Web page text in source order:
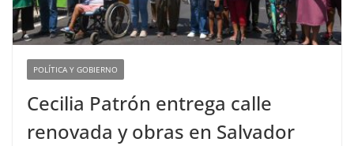
POLÍTICA Y GOBIERNO
Cecilia Patrón entrega calle
renovada y obras en Salvador